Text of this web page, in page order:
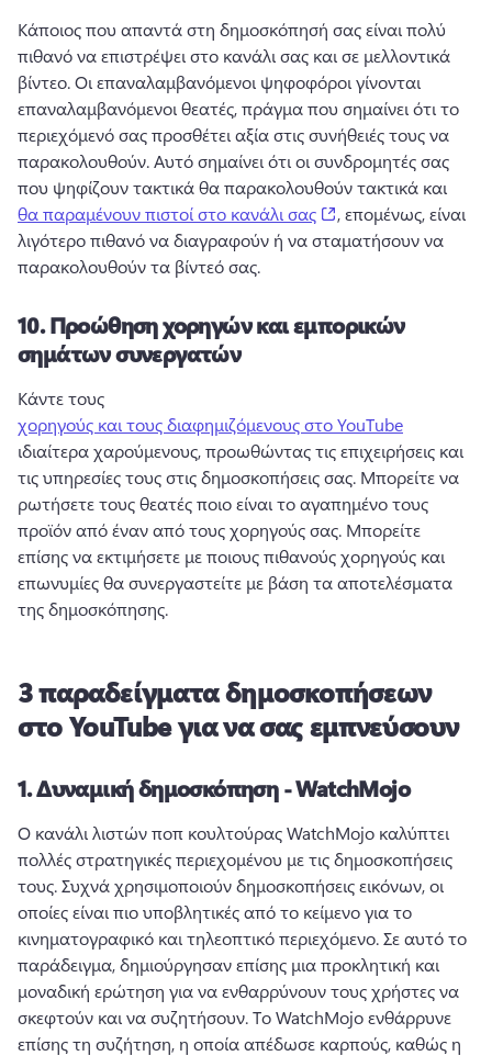
Κάποιος που απαντά στη δημοσκόπησή σας είναι πολύ
πιθανό να επιστρέψει στο κανάλι σας και σε μελλοντικά
βίντεο. Οι επαναλαμβανόμενοι ψηφοφόροι γίνονται
επαναλαμβανόμενοι θεατές, πράγμα που σημαίνει ότι το
περιεχόμενό σας προσθέτει αξία στις συνήθειές τους να
παρακολουθούν. Αυτό σημαίνει ότι οι συνδρομητές σας
που ψηφίζουν τακτικά θα παρακολουθούν τακτικά και
θα παραμένουν πιστοί στο κανάλι σας
(opens in a new tab)
, επομένως, είναι
λιγότερο πιθανό να διαγραφούν ή να σταματήσουν να
παρακολουθούν τα βίντεό σας.
10.Προώθηση χορηγών και εμπορικών
σημάτων συνεργατών
Κάντε τους
χορηγούς και τους διαφημιζόμενους στο YouTube
ιδιαίτερα χαρούμενους, προωθώντας τις επιχειρήσεις και
τις υπηρεσίες τους στις δημοσκοπήσεις σας. Μπορείτε να
ρωτήσετε τους θεατές ποιο είναι το αγαπημένο τους
προϊόν από έναν από τους χορηγούς σας. Μπορείτε
επίσης να εκτιμήσετε με ποιους πιθανούς χορηγούς και
επωνυμίες θα συνεργαστείτε με βάση τα αποτελέσματα
της δημοσκόπησης.
3 παραδείγματα δημοσκοπήσεων
στο YouTube για να σας εμπνεύσουν
1.Δυναμική δημοσκόπηση - WatchMojo
Ο κανάλι λιστών ποπ κουλτούρας WatchMojo καλύπτει
πολλές στρατηγικές περιεχομένου με τις δημοσκοπήσεις
τους. Συχνά χρησιμοποιούν δημοσκοπήσεις εικόνων, οι
οποίες είναι πιο υποβλητικές από το κείμενο για το
κινηματογραφικό και τηλεοπτικό περιεχόμενο. Σε αυτό το
παράδειγμα, δημιούργησαν επίσης μια προκλητική και
μοναδική ερώτηση για να ενθαρρύνουν τους χρήστες να
σκεφτούν και να συζητήσουν. Το WatchMojo ενθάρρυνε
επίσης τη συζήτηση, η οποία απέδωσε καρπούς, καθώς η